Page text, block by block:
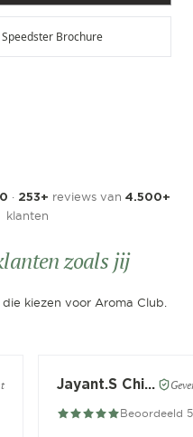
Brochure
· 253+ reviews van 4.500+
klanten
zoals jij
kiezen voor Aroma Club.
Jayant.S Chitaroe
Beoordeeld